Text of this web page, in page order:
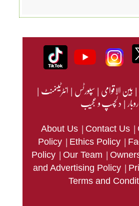
|بین الاقوامی|سپورٹس|انٹرٹینمنٹ|
|دلچسپ و عجیب
About Us | Contact Us |
Policy | Ethics Policy |
Policy | Our Team |
and Advertising Policy |
Terms and